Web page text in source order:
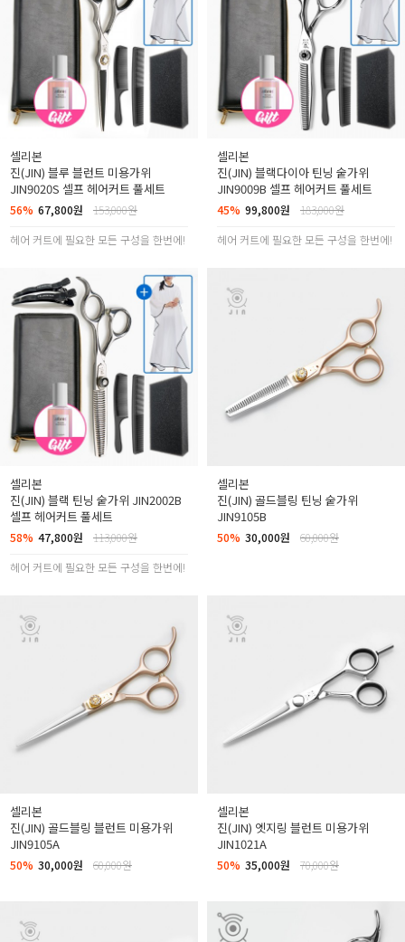
셀리본
진(JIN) 블루 블런트 미용가위
JIN9020S 셀프 헤어커트 풀세트
56% 67,800원
153,000원
헤어 커트에 필요한 모든 구성을 한번에!
셀리본
진(JIN) 블랙다이아 틴닝 숱가위
JIN9009B 셀프 헤어커트 풀세트
45% 99,800원
183,000원
헤어 커트에 필요한 모든 구성을 한번에!
셀리본
진(JIN) 블랙 틴닝 숱가위 JIN2002B
셀프 헤어커트 풀세트
58% 47,800원
113,000원
헤어 커트에 필요한 모든 구성을 한번에!
셀리본
진(JIN) 골드블링 틴닝 숱가위
JIN9105B
50% 30,000원 60,000원
셀리본
진(JIN) 골드블링 블런트 미용가위
JIN9105A
50% 30,000원 60,000원
셀리본
진(JIN) 엣지링 블런트 미용가위
JIN1021A
50% 35,000원 70,000원